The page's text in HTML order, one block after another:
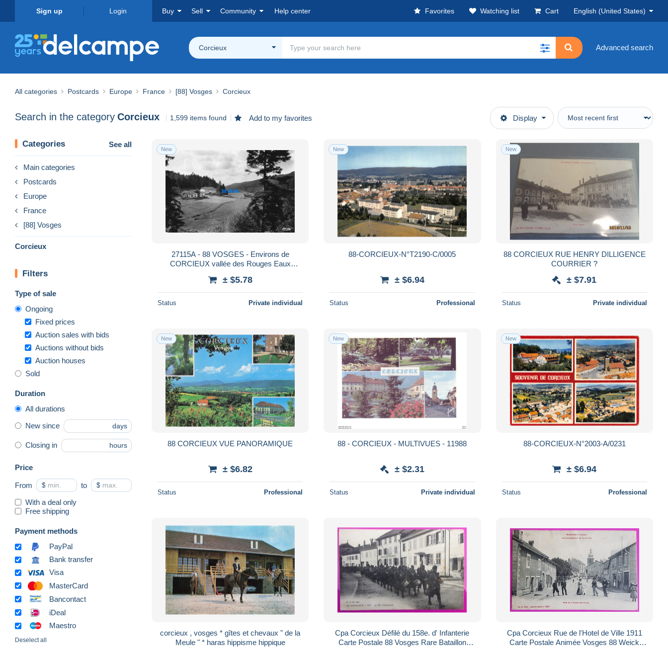
Sign up Login Buy Sell Community Help center Favorites Watching list Cart English (United States)
Corcieux Advanced search
All categories Postcards Europe France [88] Vosges Corcieux
Search in the category Corcieux 1,599 items found Add to my favorites Display
Categories See all
Main categories
Postcards
Europe
France
[88] Vosges
Corcieux
Filters
Type of sale
Ongoing
Fixed prices
Auction sales with bids
Auctions without bids
Auction houses
Sold
Duration
All durations
New since days
Closing in hours
Price
From $ to $
With a deal only
Free shipping
Payment methods
PayPal
Bank transfer
Visa
MasterCard
Bancontact
iDeal
Maestro
Deselect all
New
27115A - 88 VOSGES - Environs de
CORCIEUX vallée des Rouges Eaux
1967
± $5.78
Status Private individual
New
88-CORCIEUX-N°T2190-C/0005
± $6.94
Status Professional
New
88 CORCIEUX RUE HENRY DILLIGENCE
COURRIER ?
± $7.91
Status Private individual
New
88 CORCIEUX VUE PANORAMIQUE
± $6.82
Status Professional
New
88 - CORCIEUX - MULTIVUES - 11988
± $2.31
Status Private individual
New
88-CORCIEUX-N°2003-A/0231
± $6.94
Status Professional
corcieux , vosges * gîtes et chevaux " de la
Meule " * haras hippisme hippique
Cpa Corcieux Défilé du 158e. d' Infanterie
Carte Postale 88 Vosges Rare Bataillon
Cpa Corcieux Rue de l'Hotel de Ville 1911
Carte Postale Animée Vosges 88 Weick